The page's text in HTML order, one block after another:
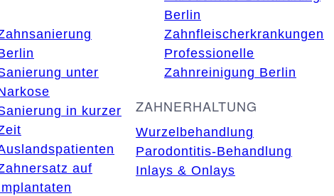
unter
in kurzer
auf
Berlin
Zahnfleischerkrankungen
Professionelle
Zahnreinigung Berlin
ZAHNERHALTUNG
Wurzelbehandlung
Parodontitis-Behandlung
Inlays & Onlays